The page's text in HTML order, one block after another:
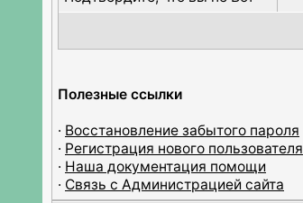
Полезные ссылки
· Восстановление забытого пароля
· Регистрация нового пользователя
· Наша документация помощи
· Связь с Администрацией сайта